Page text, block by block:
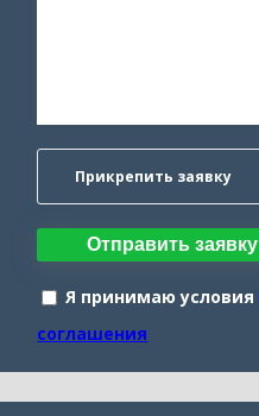
Прикрепить заявку
Отправить заявку
Я принимаю условия
соглашения